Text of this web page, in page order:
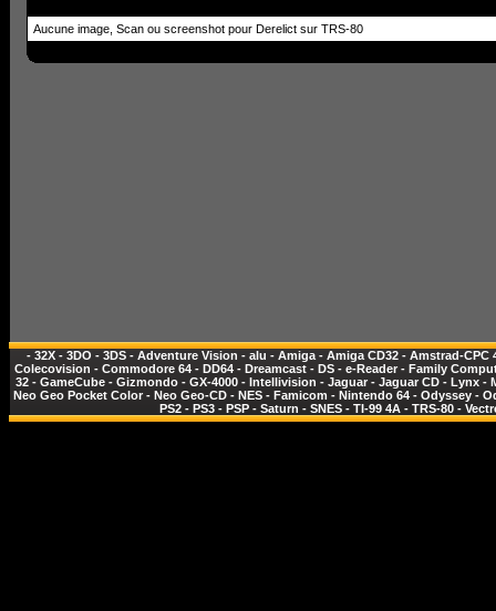
Aucune image, Scan ou screenshot pour Derelict sur TRS-80
- 32X - 3DO - 3DS - Adventure Vision - alu - Amiga - Amiga CD32 - Amstrad-CPC
Colecovision - Commodore 64- DD64- Dreamcast- DS- e-Reader- Family
32 - GameCube - Gizmondo - GX-4000 - Intellivision - Jaguar - Jaguar CD - Lynx -
Neo Geo Pocket Color - Neo Geo-CD - NES - Famicom - Nintendo 64 - Odyssey -
PS2 - PS3 - PSP - Saturn - SNES - TI-99 4A - TRS-80 -